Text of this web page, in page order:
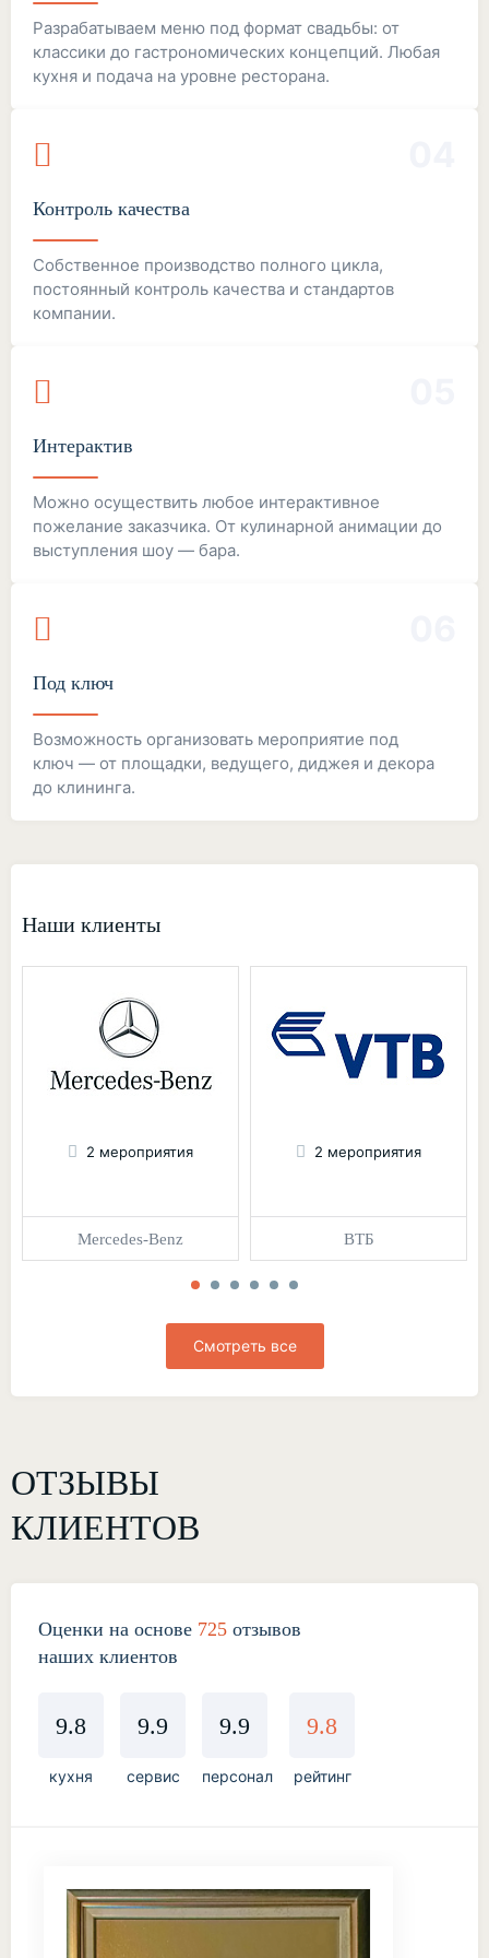
Разрабатываем меню под формат свадьбы: от
классики до гастрономических концепций. Любая
кухня и подача на уровне ресторана.
Контроль качества
Собственное производство полного цикла,
постоянный контроль качества и стандартов
компании.
Интерактив
Можно осуществить любое интерактивное
пожелание заказчика. От кулинарной анимации до
выступления шоу — бара.
Под ключ
Возможность организовать мероприятие под
ключ — от площадки, ведущего, диджея и декора
до клининга.
Наши клиенты
2 мероприятия
Mercedes-Benz
2 мероприятия
ВТБ
Смотреть все
ОТЗЫВЫ
КЛИЕНТОВ
Оценки на основе 725 отзывов
наших клиентов
9.8
кухня
9.9
сервис
9.9
персонал
9.8
рейтинг